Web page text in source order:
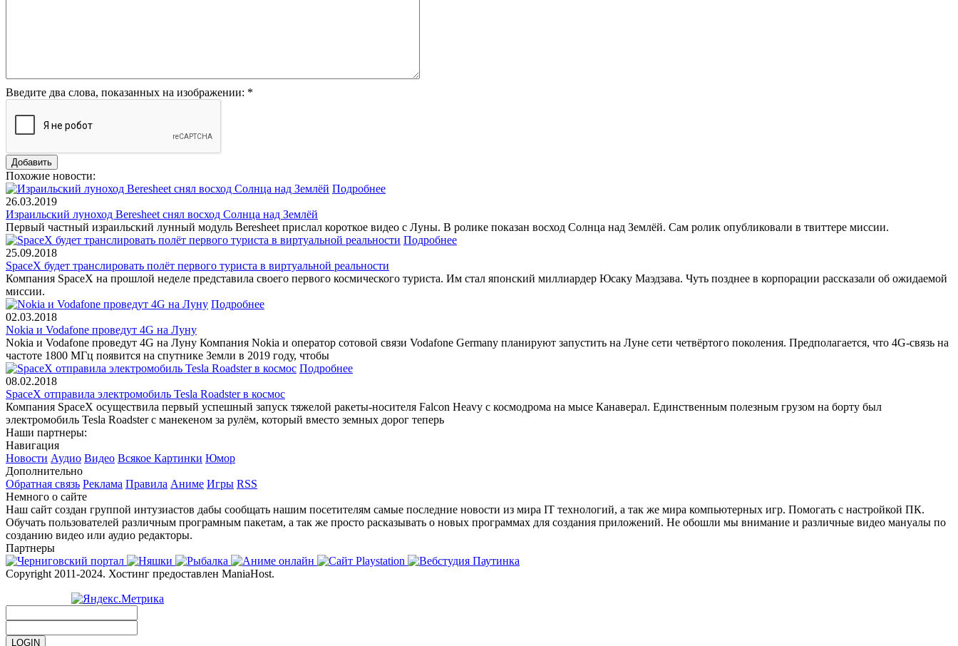
Введите два слова, показанных на изображении: *
Похожие новости:
Подробнее
26.03.2019
Израильский луноход Beresheet снял восход Солнца над Землёй
Первый частный израильский лунный модуль Beresheet прислал короткое видео с Луны. В ролике показан восход Солнца над Землёй. Сам ролик опубликовали в твиттере миссии.
Подробнее
25.09.2018
SpaceX будет транслировать полёт первого туриста в виртуальной реальности
Компания SpaceX на прошлой неделе представила своего первого космического туриста. Им стал японский миллиардер Юсаку Маэдзава. Чуть позднее в корпорации рассказали об ожидаемой
миссии.
Подробнее
02.03.2018
Nokia и Vodafone проведут 4G на Луну
Nokia и Vodafone проведут 4G на Луну Компания Nokia и оператор сотовой связи Vodafone Germany планируют запустить на Луне сети четвёртого поколения. Предполагается, что 4G-связь на
частоте 1800 МГц появится на спутнике Земли в 2019 году, чтобы
Подробнее
08.02.2018
SpaceX отправила электромобиль Tesla Roadster в космос
Компания SpaceX осуществила первый успешный запуск тяжелой ракеты-носителя Falcon Heavy с космодрома на мысе Канаверал. Единственным полезным грузом на борту был
электромобиль Tesla Roadster с манекеном за рулём, который вместо земных дорог теперь
Наши партнеры:
Навигация
Новости Аудио Видео Всякое Картинки Юмор
Дополнительно
Обратная связь Реклама Правила Аниме Игры RSS
Немного о сайте
Наш сайт создан группой интузиастов дабы сообщать нашим посетителям самые последние новости из мира IT технологий, а так же мира компьютерных игр. Помогать с настройкой ПК.
Обучать пользователей различным програмным пакетам, а так же просто расказывать о новых программах для создания приложений. Не обошли мы внимание и различные видео мануалы по
созданию видео или аудио редакторы.
Партнеры
Copyright 2011-2024. Хостинг предоставлен ManiaHost.